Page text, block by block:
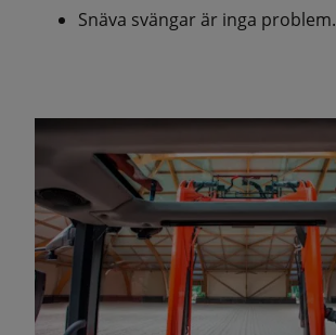
Snäva svängar är inga problem.